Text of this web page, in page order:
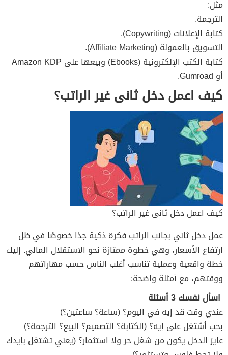
مثل:
الترجمة.
كتابة الإعلانات (Copywriting).
التسويق بالعمولة (Affiliate Marketing).
كتابة الكتب الإلكترونية (Ebooks) وبيعها على Amazon KDP
أو Gumroad.
كيف اعمل دخل ثانى غير الراتب؟
كيف اعمل دخل ثانى غير الراتب؟
عمل دخل ثاني بجانب الراتب فكرة ذكية جدًا خصوصًا في ظل
ارتفاع الأسعار، وهي خطوة ممتازة نحو الاستقلال المالي. إليك
خطة واقعية وعملية تناسب أغلب الناس حسب مهاراتهم
ووقتهم، مع أمثلة واضحة:
اسأل نفسك 3 أسئلة
عندي وقت قد إيه في اليوم؟ (ساعة؟ ساعتين؟)
بحب أشتغل على إيه؟ (الكتابة؟ التصميم؟ البيع؟ الترجمة؟)
عايز الدخل يكون من شغل حر ولا استثمار؟ (يعني تشتغل بإيدك